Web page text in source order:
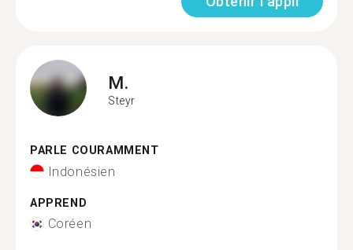
M.
Steyr
PARLE COURAMMENT
Indonésien
APPREND
Coréen